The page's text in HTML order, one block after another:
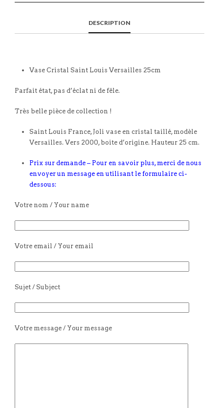
DESCRIPTION
Vase Cristal Saint Louis Versailles 25cm
Parfait état, pas d’éclat ni de fêle.
Très belle pièce de collection !
Saint Louis France, Joli vase en cristal taillé, modèle
Versailles. Vers 2000, boite d’origine. Hauteur 25 cm.
Prix sur demande – Pour en savoir plus, merci de nous
envoyer un message en utilisant le formulaire ci-
dessous:
Votre nom / Your name
Votre email / Your email
Sujet / Subject
Votre message / Your message